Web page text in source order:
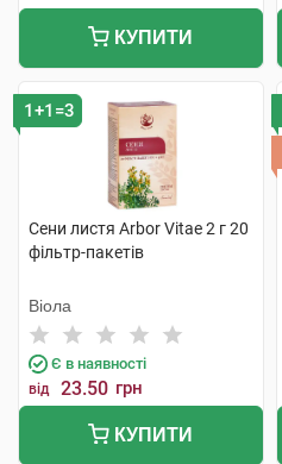
КУПИТИ
1+1=3
Сени листя Arbor Vitae 2 г 20
фільтр-пакетів
Віола
Є в наявності
від 23.50 грн
КУПИТИ